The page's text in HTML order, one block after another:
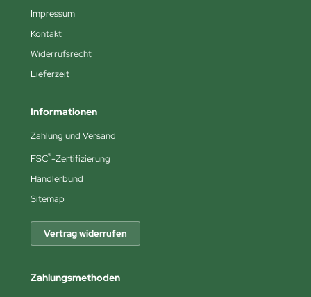
Impressum
Kontakt
Widerrufsrecht
Lieferzeit
Informationen
Zahlung und Versand
FSC®-Zertifizierung
Händlerbund
Sitemap
Vertrag widerrufen
Zahlungsmethoden